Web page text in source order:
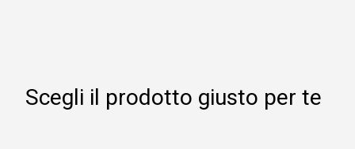
Scegli il prodotto giusto per te